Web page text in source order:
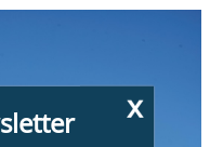
x